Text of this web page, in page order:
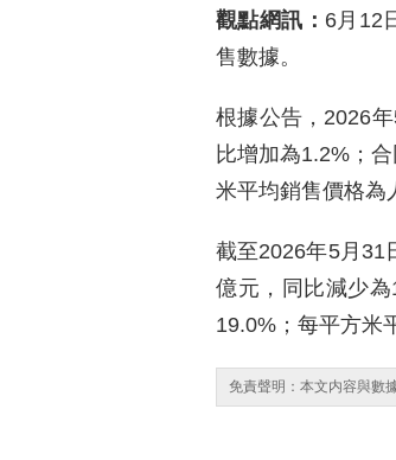
觀點網訊： 6月12
售數據。
根據公告，2026
比增加為1.2%；
米平均銷售價格為
截至2026年5月31
億元，同比減少
19.0%；每平方米
免責聲明：本文内容與數